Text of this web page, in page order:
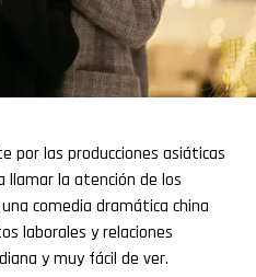
por las producciones asiáticas
llamar la atención de los
una comedia dramática china
laborales y relaciones
y muy fácil de ver.